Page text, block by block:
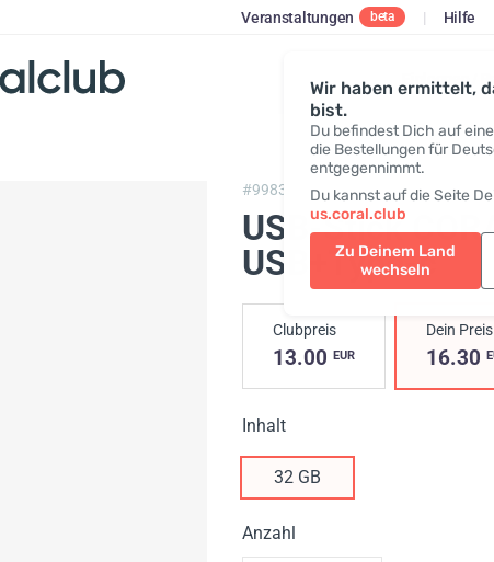
Wir haben ermittelt,
bist.
Du befindest Dich auf
die Bestellungen für
entgegennimmt.
Du kannst auf die Seite
us.coral.club
Zu Deinem Land
wechseln
Veranstaltungen beta | Hilfe
Einloggen /
#99832, Flash Drive Coral Club
USB-Stick
USB+Type-c
Clubpreis
13.00 EUR
Dein Preis
16.30
Inhalt
32 GB
Anzahl